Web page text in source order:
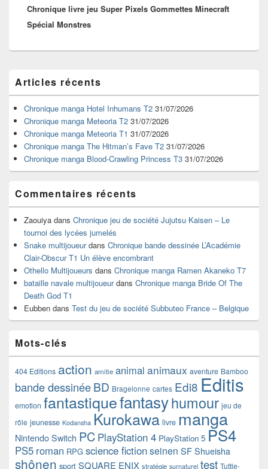
suivant :
Chronique livre jeu Super Pixels Gommettes Minecraft
Spécial Monstres
principale
de
widget
pour
barre
latérale
Articles récents
Chronique manga Hotel Inhumans T2 31/07/2026
Chronique manga Meteoria T2 31/07/2026
Chronique manga Meteoria T1 31/07/2026
Chronique manga The Hitman’s Fave T2 31/07/2026
Chronique manga Blood-Crawling Princess T3 31/07/2026
Commentaires récents
Zaouiya dans Chronique jeu de société Jujutsu Kaisen – Le
tournoi des lycées jumelés
Snake multijoueurdans Chronique bande dessinée L’Académie
Clair-Obscur T1 Un élève encombrant
Othello Multijoueurs dans Chronique manga Ramen Akaneko T7
bataille navale multijoueurdans Chronique manga Bride Of The
Death God T1
Eubben dans Test du jeu de société Subbuteo France – Belgique
Mots-clés
404 Editions action amitie animal animaux aventure Bamboo
bande dessinéeBD Bragelonne cartes Edi8 Editis
emotion fantastiquefantasyhumour jeu de
rôle jeunesse Kodansha Kurokawa livre manga
Nintendo Switch PC PlayStation 4 PlayStation 5 PS4
PS5 roman RPG science fictionseinen SF Shueisha
shônen sport SQUARE ENIX stratégie surnaturel test Tuttle-